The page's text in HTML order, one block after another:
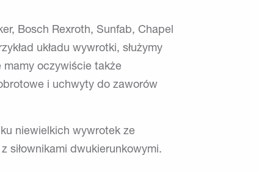
Bosch Rexroth, Sunfab, Chapel
układu wywrotki, służymy
mamy oczywiście także
i uchwyty do zaworów
niewielkich wywrotek ze
siłownikami dwukierunkowymi.